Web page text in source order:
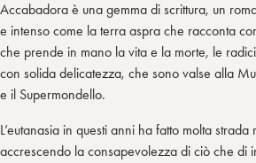
Accabadora è una gemma di scrittura, un
e intenso come la terra aspra che racconta
che prende in mano la vita e la morte, le
con solida delicatezza, che sono valse alla
e il Supermondello.
L’eutanasia in questi anni ha fatto molta
accrescendo la consapevolezza di ciò che di